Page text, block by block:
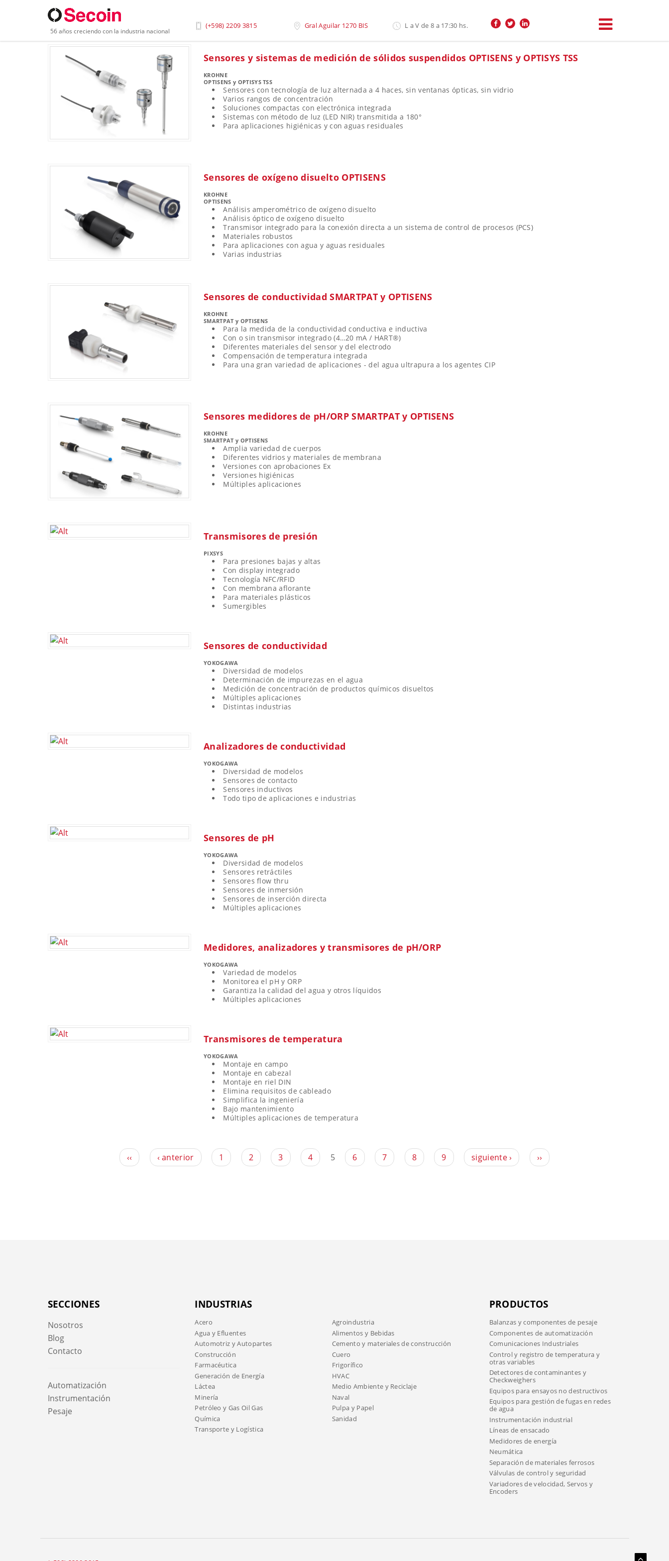
56 años creciendo con la industria nacional
(+598) 2209 3815 Gral Aguilar 1270 BIS L a V de 8 a 17:30 hs.
Inicio » Industria » Pulpa y Papel
Sensores y sistemas de medición de sólidos suspendidos OPTISENS y OPTISYS TSS
KROHNE
OPTISENS y OPTISYS TSS
Sensores con tecnología de luz alternada a 4 haces, sin ventanas ópticas, sin vidrio
Varios rangos de concentración
Soluciones compactas con electrónica integrada
Sistemas con método de luz (LED NIR) transmitida a 180°
Para aplicaciones higiénicas y con aguas residuales
Sensores de oxígeno disuelto OPTISENS
KROHNE
OPTISENS
Análisis amperométrico de oxígeno disuelto
Análisis óptico de oxígeno disuelto
Transmisor integrado para la conexión directa a un sistema de control de procesos (PCS)
Materiales robustos
Para aplicaciones con agua y aguas residuales
Varias industrias
Sensores de conductividad SMARTPAT y OPTISENS
KROHNE
SMARTPAT y OPTISENS
Para la medida de la conductividad conductiva e inductiva
Con o sin transmisor integrado (4…20 mA / HART®)
Diferentes materiales del sensor y del electrodo
Compensación de temperatura integrada
Para una gran variedad de aplicaciones - del agua ultrapura a los agentes CIP
Sensores medidores de pH/ORP SMARTPAT y OPTISENS
KROHNE
SMARTPAT y OPTISENS
Amplia variedad de cuerpos
Diferentes vidrios y materiales de membrana
Versiones con aprobaciones Ex
Versiones higiénicas
Múltiples aplicaciones
Transmisores de presión
PIXSYS
Para presiones bajas y altas
Con display integrado
Tecnología NFC/RFID
Con membrana aflorante
Para materiales plásticos
Sumergibles
Sensores de conductividad
YOKOGAWA
Diversidad de modelos
Determinación de impurezas en el agua
Medición de concentración de productos químicos disueltos
Múltiples aplicaciones
Distintas industrias
Analizadores de conductividad
YOKOGAWA
Diversidad de modelos
Sensores de contacto
Sensores inductivos
Todo tipo de aplicaciones e industrias
Sensores de pH
YOKOGAWA
Diversidad de modelos
Sensores retráctiles
Sensores flow thru
Sensores de inmersión
Sensores de inserción directa
Múltiples aplicaciones
Medidores, analizadores y transmisores de pH/ORP
YOKOGAWA
Variedad de modelos
Monitorea el pH y ORP
Garantiza la calidad del agua y otros líquidos
Múltiples aplicaciones
Transmisores de temperatura
YOKOGAWA
Montaje en campo
Montaje en cabezal
Montaje en riel DIN
Elimina requisitos de cableado
Simplifica la ingeniería
Bajo mantenimiento
Múltiples aplicaciones de temperatura
‹‹ ‹ anterior 1 2 3 4 5 6 7 8 9 siguiente › ››
SECCIONES
Nosotros
Blog
Contacto
Automatización
Instrumentación
Pesaje
INDUSTRIAS
Acero
Agroindustria
Agua y Efluentes
Alimentos y Bebidas
Automotriz y Autopartes
Cemento y materiales de construcción
Construcción
Cuero
Farmacéutica
Frigorífico
Generación de Energía
HVAC
Láctea
Medio Ambiente y Reciclaje
Minería
Naval
Petróleo y Gas Oil Gas
Pulpa y Papel
Química
Sanidad
Transporte y Logística
PRODUCTOS
Balanzas y componentes de pesaje
Componentes de automatización
Comunicaciones Industriales
Control y registro de temperatura y
otras variables
Detectores de contaminantes y
Checkweighers
Equipos para ensayos no destructivos
Equipos para gestión de fugas en redes
de agua
Instrumentación industrial
Líneas de ensacado
Medidores de energía
Neumática
Separación de materiales ferrosos
Válvulas de control y seguridad
Variadores de velocidad, Servos y
Encoders